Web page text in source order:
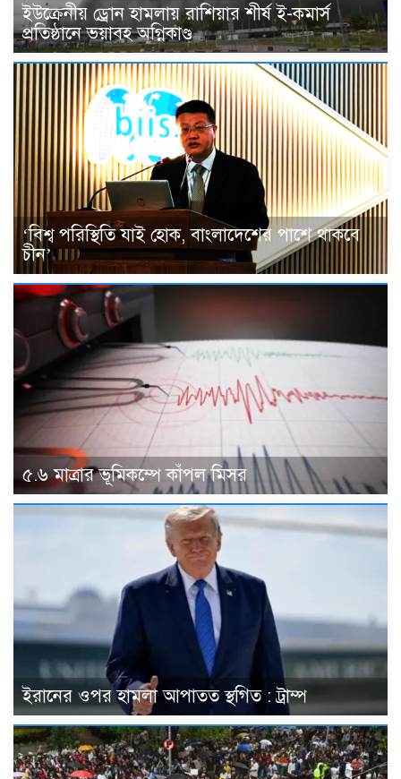
ইউক্রেনীয় ড্রোন হামলায় রাশিয়ার শীর্ষ ই-কমার্স
প্রতিষ্ঠানে ভয়াবহ অগ্নিকাণ্ড
‘বিশ্ব পরিস্থিতি যাই হোক, বাংলাদেশের পাশে থাকবে
চীন’
৫.৬ মাত্রার ভূমিকম্পে কাঁপল মিসর
ইরানের ওপর হামলা আপাতত স্থগিত : ট্রাম্প